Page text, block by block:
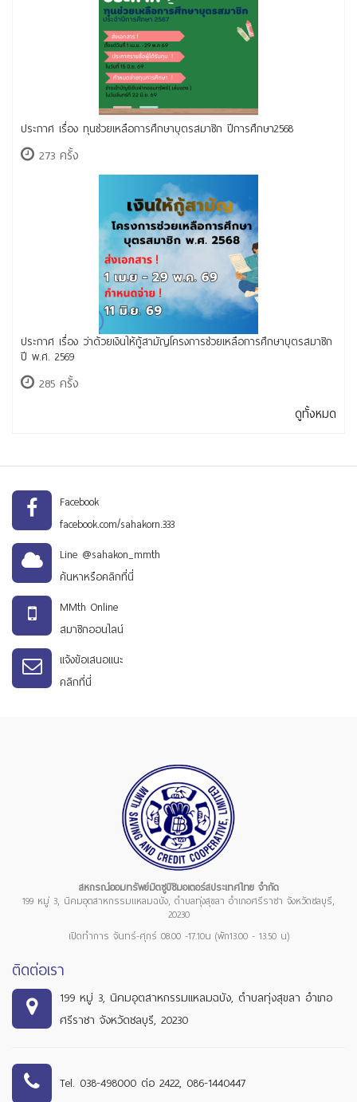
ประกาศ เรื่อง ทุนช่วยเหลือการศึกษาบุตรสมาชิก ปีการศึกษา2568
273 ครั้ง
ประกาศ เรื่อง ว่าด้วยเงินให้กู้สามัญโครงการช่วยเหลือการศึกษาบุตรสมาชิก
ปี พ.ศ. 2569
285 ครั้ง
ดูทั้งหมด
Facebook
facebook.com/sahakorn.333
Line @sahakon_mmth
ค้นหาหรือคลิกที่นี่
MMth Online
สมาชิกออนไลน์
แจ้งข้อเสนอแนะ
คลิกที่นี่
สหกรณ์ออมทรัพย์มิตซูบิชิมอเตอร์สประเทศไทย จำกัด
199 หมู่ 3, นิคมอุตสาหกรรมแหลมฉบัง, ตำบลทุ่งสุขลา อำเภอศรีราชา จังหวัดชลบุรี,
20230
เปิดทำการ จันทร์-ศุกร์ 08.00 -17.10น (พัก13.00 - 13.50 น)
ติดต่อเรา
199 หมู่ 3, นิคมอุตสาหกรรมแหลมฉบัง, ตำบลทุ่งสุขลา อำเภอ
ศรีราชา จังหวัดชลบุรี, 20230
Tel. 038-498000 ต่อ 2422, 086-1440447